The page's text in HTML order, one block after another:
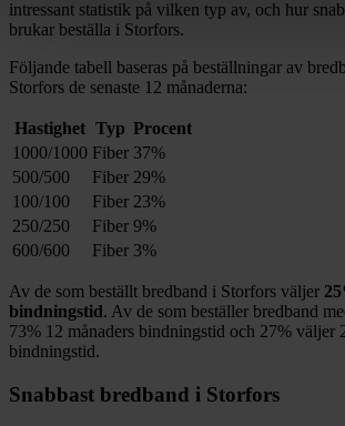
intressant statistik på vilken typ av, och hur
brukar beställa i Storfors.
Följande tabell baseras på beställningar av
Storfors de senaste 12 månaderna:
Hastighet Typ Procent
1000/1000 Fiber 37%
500/500
Fiber 29%
100/100
Fiber 23%
250/250
Fiber 9%
600/600
Fiber 3%
Av de som beställt bredband i Storfors väljer
bindningstid. Av de som beställer bredband
73% 12 månaders bindningstid och 27% väljer
bindningstid.
Snabbast bredband i Storfors